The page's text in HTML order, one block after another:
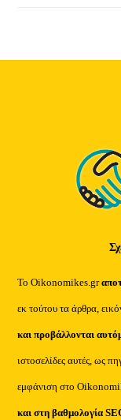
Το Oikonomikes.gr
εκ τούτου τα άρθρα,
και προβάλλονται
ιστοσελίδες αυτές, ως
εμφάνιση στο
και στη βαθμολογία